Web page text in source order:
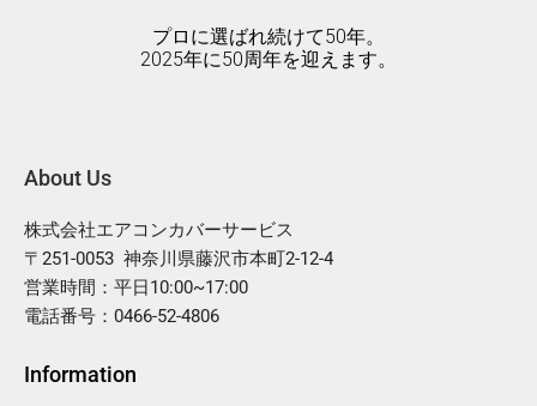
プロに選ばれ続けて50年。
2025年に50周年を迎えます。
About Us
株式会社エアコンカバーサービス
〒251-0053 神奈川県藤沢市本町2-12-4
営業時間：平日10:00~17:00
電話番号：0466-52-4806
Information